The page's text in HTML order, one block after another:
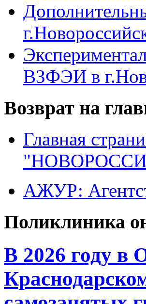
ВЗФЭИ в
Возврат на
Главная
АЖУР:
Поликлиника
В 2026 году в